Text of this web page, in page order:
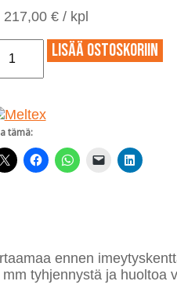
217,00 € / kpl
1000
Lisää ostoskoriin
tämä:
ennen
tyhjennystä ja huoltoa